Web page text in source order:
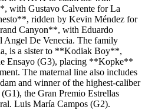
with Gustavo Calvente for La
ridden by Kevin Méndez for
Canyon**, with Eduardo
Angel De Venecia. The family
is a sister to **Kodiak Boy**,
Ensayo (G3), placing **Kopke**
The maternal line also includes
and winner of the highest-caliber
the Gran Premio Estrellas
Luis María Campos (G2).